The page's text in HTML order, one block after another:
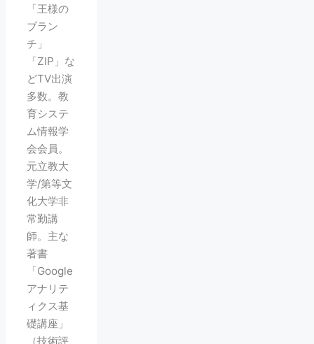
「王様の
ブラン
チ」
「ZIP」な
どTV出演
多数。教
育システ
ム情報学
会会員。
元立教大
学/第等文
化大学非
常勤講
師。主な
著書
「Google
アナリテ
ィクス基
礎講座」
（技術評